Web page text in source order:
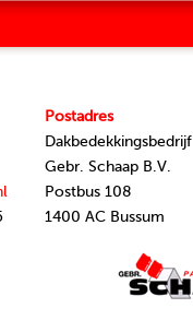
Postadres
Dakbedekkingsbedrijf
Gebr. Schaap B.V.
Postbus 108
1400 AC Bussum